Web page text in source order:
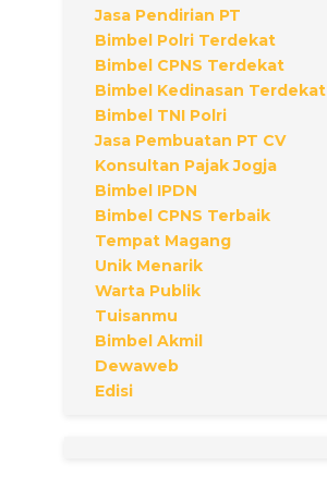
Jasa Pendirian PT
Bimbel Polri Terdekat
Bimbel CPNS Terdekat
Bimbel Kedinasan Terdekat
Bimbel TNI Polri
Jasa Pembuatan PT CV
Konsultan Pajak Jogja
Bimbel IPDN
Bimbel CPNS Terbaik
Tempat Magang
Unik Menarik
Warta Publik
Tuisanmu
Bimbel Akmil
Dewaweb
Edisi